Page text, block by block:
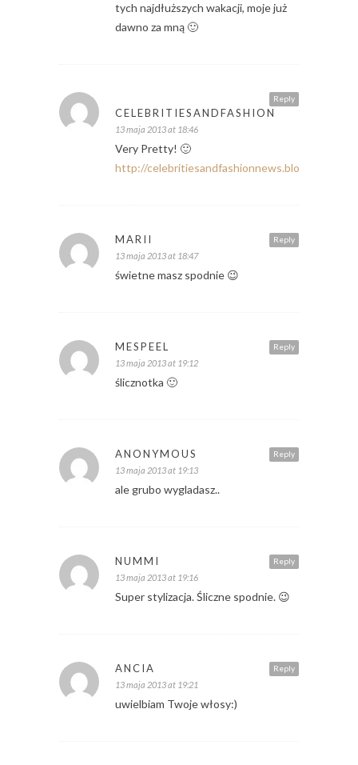
tych najdłuższych wakacji, moje już
dawno za mną 🙂
Reply
CELEBRITIESANDFASHION
13 maja 2013 at 18:46
Very Pretty! 🙂
http://celebritiesandfashionnews.blogspot.de/
Reply
MARII
13 maja 2013 at 18:47
świetne masz spodnie 😉
Reply
MESPEEL
13 maja 2013 at 19:12
ślicznotka 🙂
Reply
ANONYMOUS
13 maja 2013 at 19:13
ale grubo wygladasz..
Reply
NUMMI
13 maja 2013 at 19:16
Super stylizacja. Śliczne spodnie. 😉
Reply
ANCIA
13 maja 2013 at 19:21
uwielbiam Twoje włosy:)